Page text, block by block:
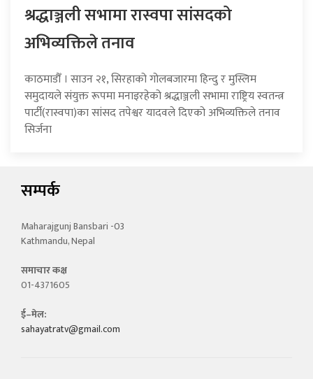
श्रद्धाञ्जली सभामा रास्वपा सांसदको
अभिव्यक्तिले तनाव
काठमाडौँ । साउन २१, सिरहाको गोलबजारमा हिन्दु र मुस्लिम
समुदायले संयुक्त रूपमा मनाइरहेको श्रद्धाञ्जली सभामा राष्ट्रिय स्वतन्त्र
पार्टी(रास्वपा)का सांसद तपेश्वर यादवले दिएको अभिव्यक्तिले तनाव
सिर्जना
सम्पर्क
Maharajgunj Bansbari -03
Kathmandu, Nepal
समाचार कक्ष
01-4371605
ई–मेल:
sahayatratv@gmail.com